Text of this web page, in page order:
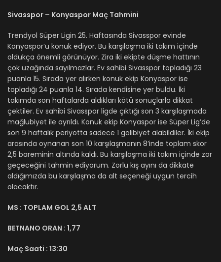
Sivasspor – Konyaspor Maç Tahmini
Trendyol Süper Ligin 25. Haftasında Sivasspor evinde
Konyaspor’u konuk ediyor. Bu karşılaşma iki takım içinde
oldukça önemli görünüyor. Zira iki ekipte düşme hattının
çok uzağında sayılmazlar. Ev sahibi Sivasspor topladığı 23
puanla 15. Sırada yer alırken konuk ekip Konyaspor ise
topladığı 24 puanla 14. Sırada kendisine yer buldu. İki
takımda son haftalarda aldıkları kötü sonuçlarla dikkat
çektiler. Ev sahibi Sivasspor ligde çıktığı son 3 karşılaşmada
mağlubiyet ile ayrıldı. Konuk ekip Konyaspor ise Süper Lig’de
son 9 haftalık periyotta sadece 1 galibiyet alabildiler. İki ekip
arasında oynanan son 10 karşılaşmanın 8’inde toplam skor
2,5 bareminin altında kaldı. Bu karşılaşma iki takım içinde zor
geçeceğini tahmin ediyorum. Zorlu kış ayını da dikkate
aldığımızda bu karşılaşma da alt seçeneği uygun tercih
olacaktır.
MS : TOPLAM GOL 2,5 ALT
BETNANO ORAN : 1,77
Maç Saati : 13:30